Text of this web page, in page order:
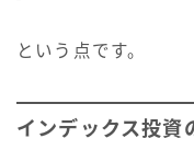
という点です。
インデックス投資